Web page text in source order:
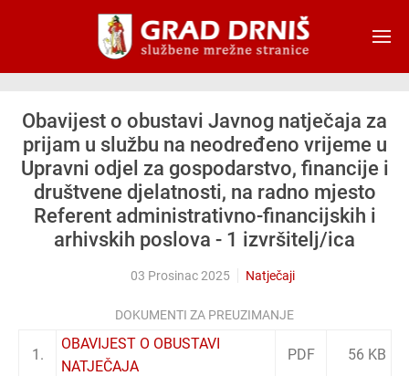
Skip to main content
Obavijest o obustavi Javnog natječaja za
prijam u službu na neodređeno vrijeme u
Upravni odjel za gospodarstvo, financije i
društvene djelatnosti, na radno mjesto
Referent administrativno-financijskih i
arhivskih poslova - 1 izvršitelj/ica
03 Prosinac 2025 Natječaji
DOKUMENTI ZA PREUZIMANJE
1.
OBAVIJEST O OBUSTAVI
NATJEČAJA
PDF 56 KB